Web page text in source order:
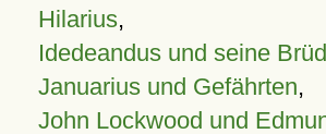
Hilarius,
Idedeandus und seine
Januarius und Gefährten,
John Lockwood und